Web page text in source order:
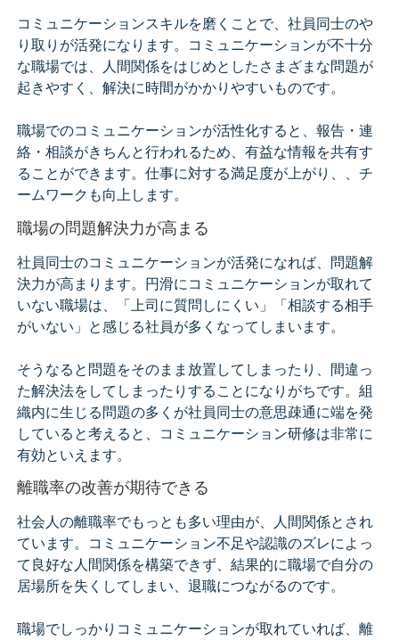
コミュニケーションスキルを磨くことで、社員同士のや
り取りが活発になります。コミュニケーションが不十分
な職場では、人間関係をはじめとしたさまざまな問題が
起きやすく、解決に時間がかかりやすいものです。
職場でのコミュニケーションが活性化すると、報告・連
絡・相談がきちんと行われるため、有益な情報を共有す
ることができます。仕事に対する満足度が上がり、、チ
ームワークも向上します。
職場の問題解決力が高まる
社員同士のコミュニケーションが活発になれば、問題解
決力が高まります。円滑にコミュニケーションが取れて
いない職場は、「上司に質問しにくい」「相談する相手
がいない」と感じる社員が多くなってしまいます。
そうなると問題をそのまま放置してしまったり、間違っ
た解決法をしてしまったりすることになりがちです。組
織内に生じる問題の多くが社員同士の意思疎通に端を発
していると考えると、コミュニケーション研修は非常に
有効といえます。
離職率の改善が期待できる
社会人の離職率でもっとも多い理由が、人間関係とされ
ています。コミュニケーション不足や認識のズレによっ
て良好な人間関係を構築できず、結果的に職場で自分の
居場所を失くしてしまい、退職につながるのです。
職場でしっかりコミュニケーションが取れていれば、離